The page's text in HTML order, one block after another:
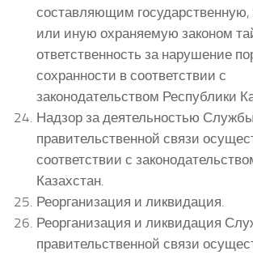
составляющим
или иную охраняемую законом
ответственность за нарушение
сохранности в соответствии с
законодательством Республики
Надзор за деятельностью Службы
правительственной связи
соответствии с
Казахстан.
Реорганизация и ликвидация.
Реорганизация и ликвидация
правительственной связи